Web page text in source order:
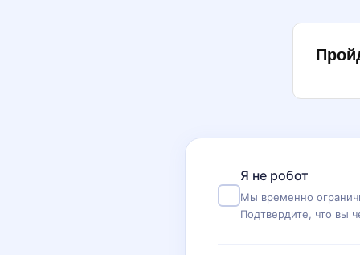
Я не робот
Мы временно
Подтвердите, что вы